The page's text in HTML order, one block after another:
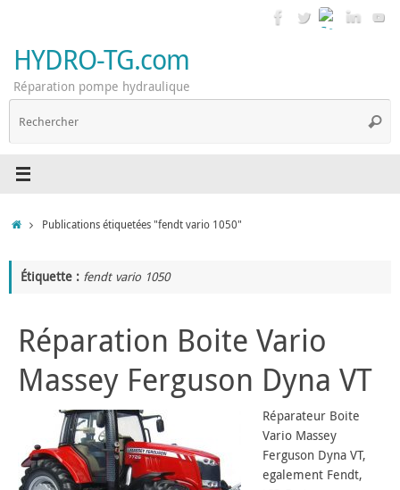
contenu
HYDRO-TG.com
Réparation pompe hydraulique
AccueilPublications étiquetées "fendt vario 1050"
Étiquette : fendt vario 1050
Réparation Boite Vario
Massey Ferguson Dyna VT
Réparateur Boite
Vario Massey
Ferguson Dyna VT,
egalement Fendt,